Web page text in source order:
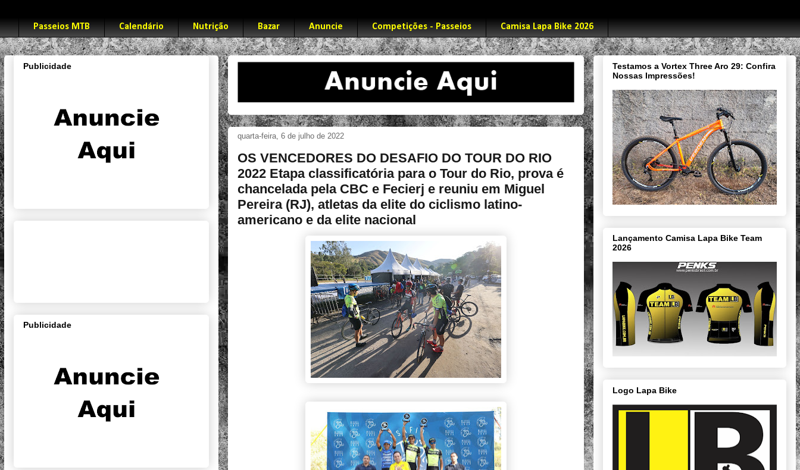
Passeios MTB Calendário Nutrição Bazar Anuncie Competições - Passeios Camisa Lapa Bike 2026
quarta-feira, 6 de julho de 2022
OS VENCEDORES DO DESAFIO DO TOUR DO RIO
2022 Etapa classificatória para o Tour do Rio, prova é
chancelada pela CBC e Fecierj e reuniu em Miguel
Pereira (RJ), atletas da elite do ciclismo latino-
americano e da elite nacional
Publicidade
Publicidade
Testamos a Vortex Three Aro 29: Confira
Nossas Impressões!
Lançamento Camisa Lapa Bike Team
2026
Logo Lapa Bike